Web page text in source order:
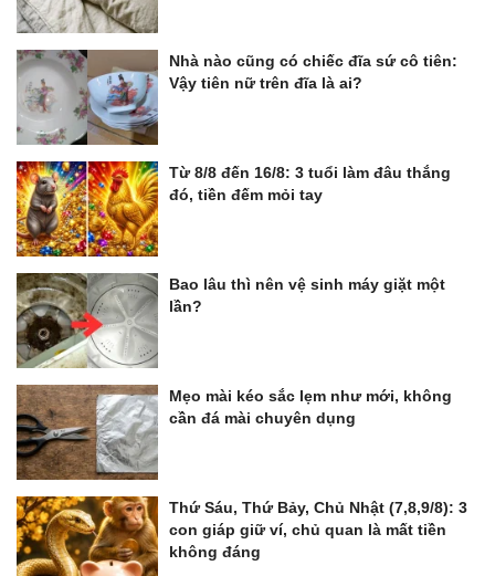
Nhà nào cũng có chiếc đĩa sứ cô tiên:
Vậy tiên nữ trên đĩa là ai?
Từ 8/8 đến 16/8: 3 tuổi làm đâu thắng
đó, tiền đếm mỏi tay
Bao lâu thì nên vệ sinh máy giặt một
lần?
Mẹo mài kéo sắc lẹm như mới, không
cần đá mài chuyên dụng
Thứ Sáu, Thứ Bảy, Chủ Nhật (7,8,9/8): 3
con giáp giữ ví, chủ quan là mất tiền
không đáng